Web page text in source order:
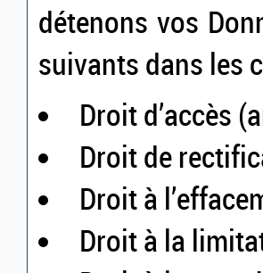
détenons vos
suivants dans les
Droit d’accès
Droit de
Droit à
Droit à la